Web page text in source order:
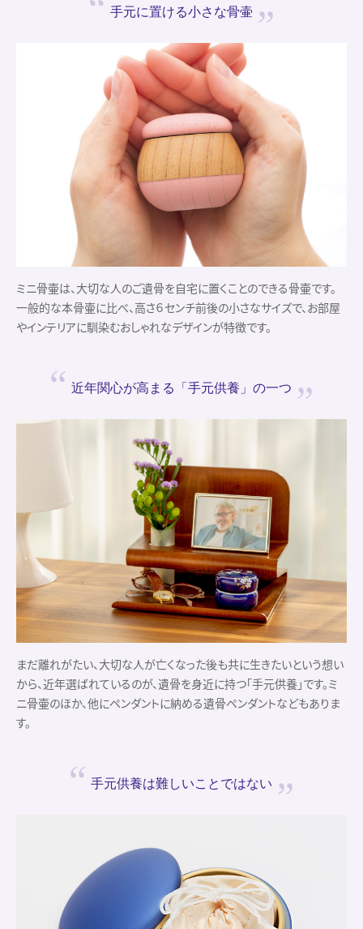
手元に置ける小さな骨壷
ミニ骨壷は、大切な人のご遺骨を自宅に置くことのできる骨壷です。
一般的な本骨壷に比べ、高さ６センチ前後の小さなサイズで、お部屋
やインテリアに馴染むおしゃれなデザインが特徴です。
近年関心が高まる 「手元供養」の一つ
まだ離れがたい、大切な人が亡くなった後も共に生きたいという想い
から、近年選ばれているのが、遺骨を身近に持つ「手元供養」です。ミ
ニ骨壷のほか、他にペンダントに納める遺骨ペンダントなどもありま
す。
手元供養は難しいことではない